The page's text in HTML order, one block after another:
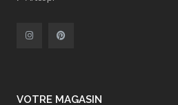
VOTRE MAGASIN